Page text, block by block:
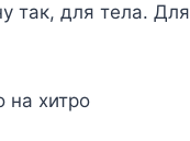
так, для тела. Для
на хитро